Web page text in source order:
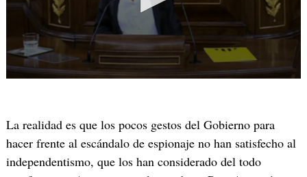
La realidad es que los pocos gestos del Gobierno para
hacer frente al escándalo de espionaje no han satisfecho al
independentismo, que los han considerado del todo